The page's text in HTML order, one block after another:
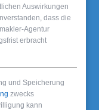
Auswirkungen
dass die
Agentur
erbracht
und Speicherung
zwecks
kann